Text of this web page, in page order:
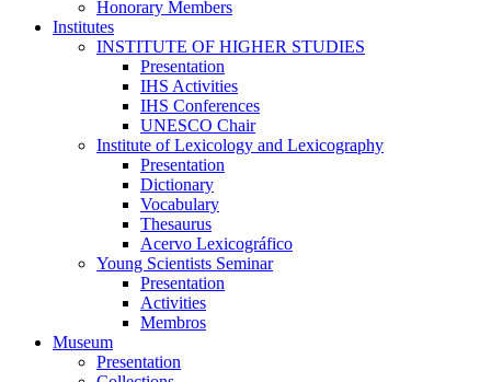
Honorary Members
Institutes
INSTITUTE OF HIGHER STUDIES
Presentation
IHS Activities
IHS Conferences
UNESCO Chair
Institute of Lexicology and Lexicography
Presentation
Dictionary
Vocabulary
Thesaurus
Acervo Lexicográfico
Young Scientists Seminar
Presentation
Activities
Membros
Museum
Presentation